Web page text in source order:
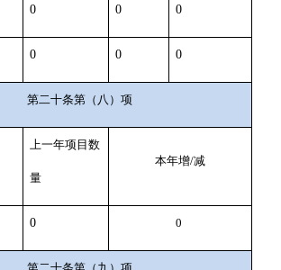
0 0 0
0 0 0
第二十条第（八）项
上一年项目数
量
本年增/减
0 0